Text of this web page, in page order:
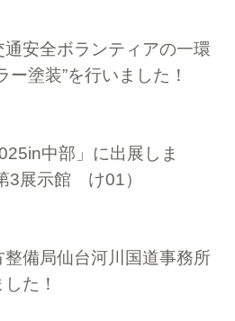
安全ボランティアの一環
ー塗装”を行いました！
中部」に出展しま
3展示館 け01）
備局仙台河川国道事務所
た！